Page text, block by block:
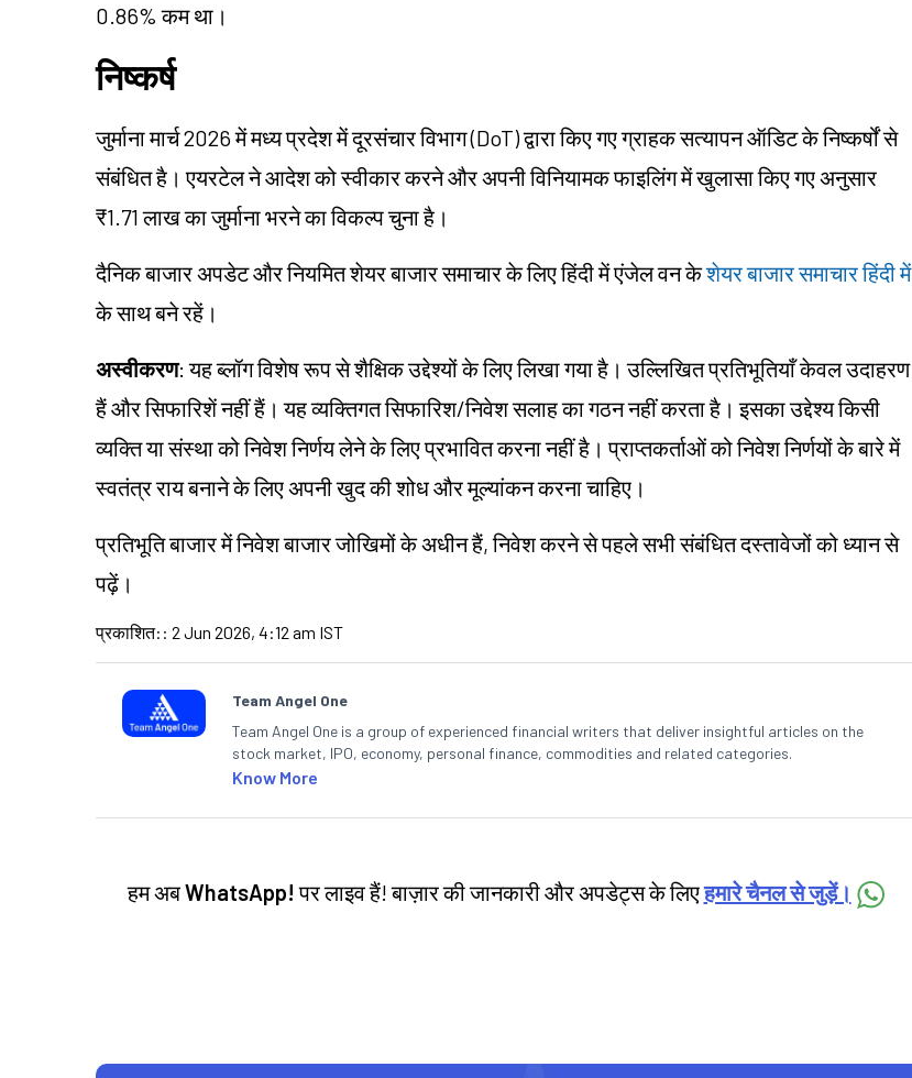
0.86% कम था।
निष्कर्ष
जुर्माना मार्च 2026 में मध्य प्रदेश में दूरसंचार विभाग (DoT) द्वारा किए गए ग्राहक सत्यापन ऑडिट के निष्कर्षों से
संबंधित है। एयरटेल ने आदेश को स्वीकार करने और अपनी विनियामक फाइलिंग में खुलासा किए गए अनुसार
₹1.71 लाख का जुर्माना भरने का विकल्प चुना है।
दैनिक बाजार अपडेट और नियमित शेयर बाजार समाचार के लिए हिंदी में एंजेल वन केशेयर बाजार समाचार हिंदी में
के साथ बने रहें।
अस्वीकरण: यह ब्लॉग विशेष रूप से शैक्षिक उद्देश्यों के लिए लिखा गया है। उल्लिखित प्रतिभूतियाँ केवल उदाहरण
हैं और सिफारिशें नहीं हैं। यह व्यक्तिगत सिफारिश/निवेश सलाह का गठन नहीं करता है। इसका उद्देश्य किसी
व्यक्ति या संस्था को निवेश निर्णय लेने के लिए प्रभावित करना नहीं है। प्राप्तकर्ताओं को निवेश निर्णयों के बारे में
स्वतंत्र राय बनाने के लिए अपनी खुद की शोध और मूल्यांकन करना चाहिए।
प्रतिभूति बाजार में निवेश बाजार जोखिमों के अधीन हैं, निवेश करने से पहले सभी संबंधित दस्तावेजों को ध्यान से
पढ़ें।
प्रकाशित: : 2 Jun 2026, 4:12 am IST
Team Angel One
Team Angel One is a group of experienced financial writers that deliver insightful articles on the
stock market, IPO, economy, personal finance, commodities and related categories.
Know More
हम अबWhatsApp! पर लाइव हैं! बाज़ार की जानकारी और अपडेट्स के लिएहमारे चैनल से जुड़ें।